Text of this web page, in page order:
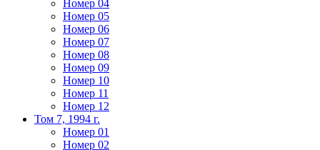
Номер 04
Номер 05
Номер 06
Номер 07
Номер 08
Номер 09
Номер 10
Номер 11
Номер 12
Том 7, 1994 г.
Номер 01
Номер 02